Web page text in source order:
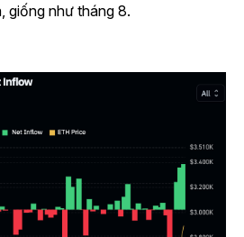
giống như tháng 8.